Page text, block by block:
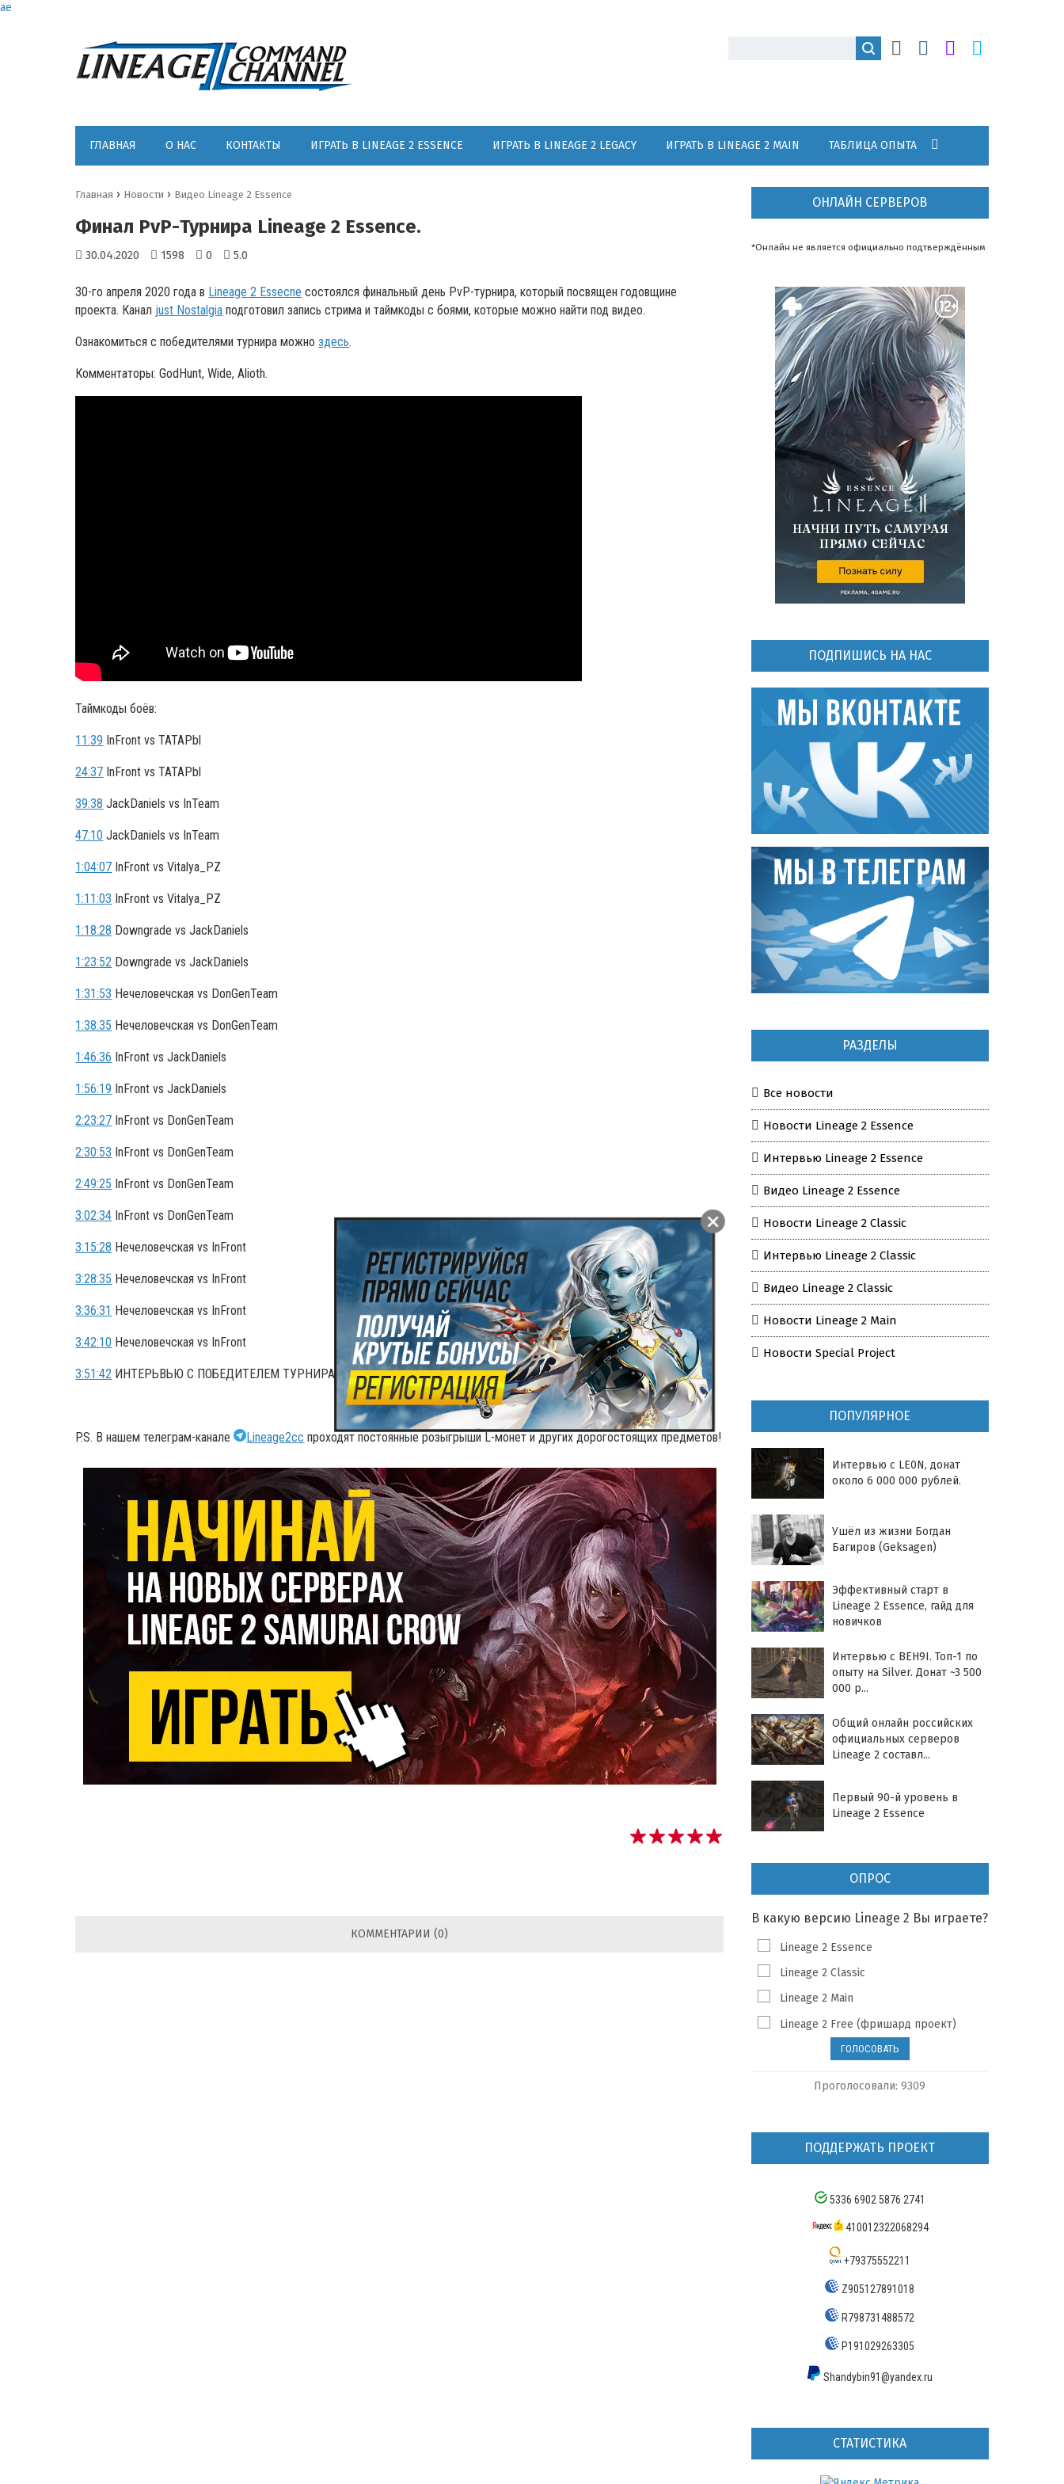
ae
ГЛАВНАЯ О НАС КОНТАКТЫ ИГРАТЬ В LINEAGE 2 ESSENCE ИГРАТЬ В LINEAGE 2 LEGACY ИГРАТЬ В LINEAGE 2 MAIN ТАБЛИЦА ОПЫТА
Главная › Новости › Видео Lineage 2 Essence
Финал PvP-Турнира Lineage 2 Essence.
30.04.2020 1598 0 5.0
30-го апреля 2020 года в Lineage 2 Essecne состоялся финальный день PvP-турнира, который посвящен годовщине
проекта. Канал just Nostalgia подготовил запись стрима и таймкоды с боями, которые можно найти под видео.
Ознакомиться с победителями турнира можноздесь.
Комментаторы: GodHunt, Wide, Alioth.
Таймкоды боёв:
11:39 InFront vs TATAPbl
24:37 InFront vs TATAPbl
39:38 JackDaniels vs InTeam
47:10 JackDaniels vs InTeam
1:04:07 InFront vs Vitalya_PZ
1:11:03 InFront vs Vitalya_PZ
1:18:28 Downgrade vs JackDaniels
1:23:52 Downgrade vs JackDaniels
1:31:53 Нечеловечская vs DonGenTeam
1:38:35 Нечеловечская vs DonGenTeam
1:46:36 InFront vs JackDaniels
1:56:19 InFront vs JackDaniels
2:23:27 InFront vs DonGenTeam
2:30:53 InFront vs DonGenTeam
2:49:25 InFront vs DonGenTeam
3:02:34 InFront vs DonGenTeam
3:15:28 Нечеловечская vs InFront
3:28:35 Нечеловечская vs InFront
3:36:31 Нечеловечская vs InFront
3:42:10 Нечеловечская vs InFront
3:51:42 ИНТЕРЬВЬЮ С ПОБЕДИТЕЛЕМ ТУРНИРА!
P.S. В нашем телеграм-канале Lineage2cc проходят постоянные розыгрыши L-монет и других дорогостоящих предметов!
КОММЕНТАРИИ (0)
ОНЛАЙН СЕРВЕРОВ
*Онлайн не является официально подтверждённым
ПОДПИШИСЬ НА НАС
РАЗДЕЛЫ
Все новости
Новости Lineage 2 Essence
Интервью Lineage 2 Essence
Видео Lineage 2 Essence
Новости Lineage 2 Classic
Интервью Lineage 2 Classic
Видео Lineage 2 Classic
Новости Lineage 2 Main
Новости Special Project
ПОПУЛЯРНОЕ
Интервью с LE0N, донат
около 6 000 000 рублей.
Ушёл из жизни Богдан
Багиров (Geksagen)
Эффективный старт в
Lineage 2 Essence, гайд для
новичков
Интервью с BEH9I. Топ-1 по
опыту на Silver. Донат ~3 500
000 р...
Общий онлайн российских
официальных серверов
Lineage 2 составл...
Первый 90-й уровень в
Lineage 2 Essence
ОПРОС
В какую версию Lineage 2 Вы играете?
Lineage 2 Essence
Lineage 2 Classic
Lineage 2 Main
Lineage 2 Free (фришард проект)
Проголосовали: 9309
ПОДДЕРЖАТЬ ПРОЕКТ
5336 6902 5876 2741
410012322068294
+79375552211
Z905127891018
R798731488572
P191029263305
Shandybin91@yandex.ru
СТАТИСТИКА